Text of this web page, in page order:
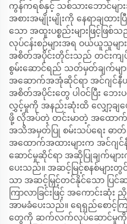
ကွန်ကရစ်နှင့် သစ်သားဘောင်မျ
အစားအမျိုးမျိုးကို နေရာချထ
သော အထူးပစ္စည်းများဖြင့်ဖ
လုပ်ငန်းစဉ်များအရ ဝယ်ယူသူမ
အစိတ်အပိုင်းတိုင်းသည် တင်းကျပ်
စွမ်းဆောင်ရည် သတ်မှတ်ချက်မျ
အဆောက်အအုံဆိုင်ရာ အင်ဂျင်နီယ
အစိတ်အပိုင်းတွေ ပါဝင်ပြီး ဘ
လွှင့်မှုကို အနည်းဆုံးထိ လျှော့ချ
ဖို့ လိုအပ်တဲ့ တင်းမာတဲ့ အထောက်
အသိအမှတ်ပြု စမ်းသပ်ရေး ဓာတ်ခွဲ
အထောက်အထားများက အင်ဂျ
ဆောင်မှုဆိုင်ရာ အဆိုပြုချက်
ပေးသည်။ အဆင့်မြင့်စနစ်များ
သာ အဆင့်မြှင့်တင်နိုင်သော ပြင်ဆင်ရ
ကြာလာခြင်းဖြင့် အကောင်းဆုံး
အာမခံပေးသည်။ ရေရှည်စောင့်
တွေကို ဆက်လက်လုပ်ဆောင်မှုကို စစ်